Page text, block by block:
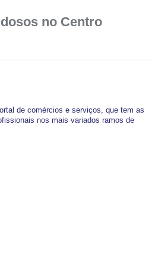
no Centro
de comércios e serviços, que tem as
nos mais variados ramos de